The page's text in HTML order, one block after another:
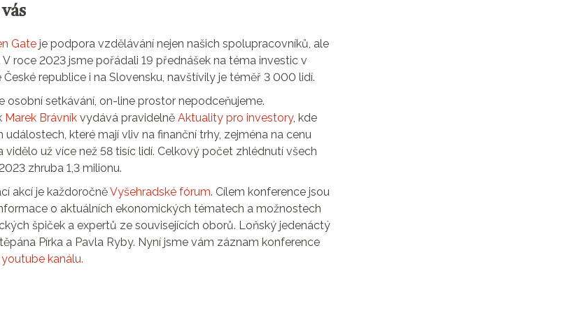
Gate je podpora vzdělávání nejen našich spolupracovníků, ale
roce 2023 jsme pořádali 19 přednášek na téma investic v
republice i na Slovensku, navštívily je téměř 3 000 lidí.
osobní setkávání, on-line prostor nepodceňujeme.
Marek Brávník vydává pravidelně Aktuality pro investory, kde
které mají vliv na finanční trhy, zejména na cenu
vidělo už více než 58 tisíc lidí. Celkový počet zhlédnutí všech
zhruba 1,3 milionu.
akcí je každoročněVyšehradské fórum. Cílem konference jsou
o aktuálních ekonomických tématech a možnostech
špiček a expertů ze souvisejících oborů. Loňský jedenáctý
Pírka a Pavla Ryby. Nyní jsme vám záznam konference
youtube kanálu.